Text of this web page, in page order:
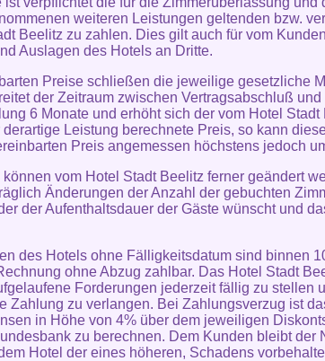
weiteren Leistungen geltenden bzw.
Beelitz zu zahlen. Dies gilt auch für vom
Auslagen des Hotels an Dritte.
Preise schließen die jeweilige gesetzliche
der Zeitraum zwischen Vertragsabschluß und
6 Monate und erhöht sich der vom Hotel Stadt
Leistung berechnete Preis, so kann
Preis angemessen höchstens jedoch
vom Hotel Stadt Beelitz ferner geändert
Änderungen der Anzahl der gebuchten
der Aufenthaltsdauer der Gäste wünscht und
des Hotels ohne Fälligkeitsdatum sind binnen
ohne Abzug zahlbar. Das Hotel Stadt
Forderungen jederzeit fällig zu stellen
Zahlung zu verlangen. Bei Zahlungsverzug ist
in Höhe von 4% über dem jeweiligen
zu berechnen. Dem Kunden bleibt der
Hotel der eines höheren, Schadens